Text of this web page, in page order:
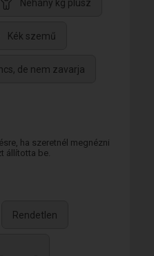
Néhány kg plusz
Kék szemű
de nem zavarja
ha szeretnél megnézni
állította be.
Rendetlen